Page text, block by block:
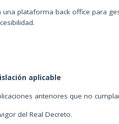
plataforma back office para
aplicable
anteriores que no
del Real Decreto.